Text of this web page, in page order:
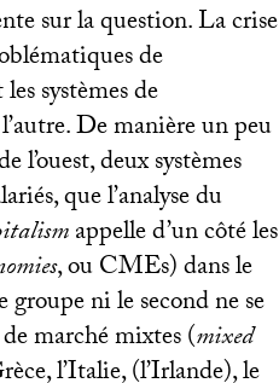
sur la question. La crise
de
systèmes de
De manière un peu
deux systèmes
que l’analyse du
appelle d’un côté les
, ou CMEs) dans le
ni le second ne se
marché mixtes (mixed